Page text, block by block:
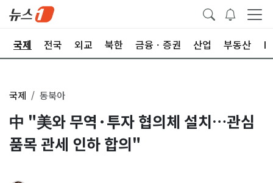
국제 전국 외교 북한 금융ㆍ증권 산업 부동산
국제 동북아
中 "美와 무역·투자 협의체 설치…관심
품목 관세 인하 합의"